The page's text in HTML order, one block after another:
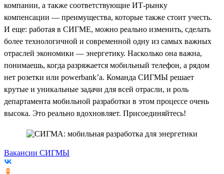
компании, а также соответствующие ИТ-рынку
компенсации — преимущества, которые также стоит учесть.
И еще: работая в СИГМЕ, можно реально изменить, сделать
более технологичной и современной одну из самых важных
отраслей экономики — энергетику. Насколько она важна,
понимаешь, когда разряжается мобильный телефон, а рядом
нет розетки или powerbank’a. Команда СИГМЫ решает
крутые и уникальные задачи для всей отрасли, и роль
департамента мобильной разработки в этом процессе очень
высока. Это реально вдохновляет. Присоединяйтесь!
Вакансии СИГМЫ